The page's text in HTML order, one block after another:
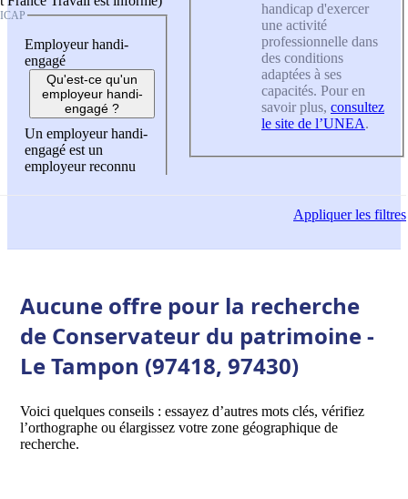
Employeur handi-
engagé
Qu'est-ce qu'un
employeur handi-
engagé ?
Un employeur handi-
engagé est un
employeur reconnu
handicap d'exercer
une activité
professionnelle dans
des conditions
adaptées à ses
capacités. Pour en
savoir plus, consultez
le site de l’UNEA.
Appliquerles filtres
Aucune offre pour la recherche
de Conservateur du patrimoine -
Le Tampon (97418, 97430)
Voici quelques conseils : essayez d’autres mots clés, vérifiez
l’orthographe ou élargissez votre zone géographique de
recherche.